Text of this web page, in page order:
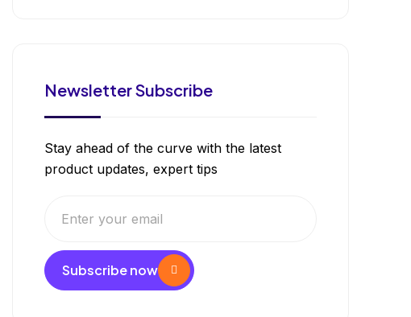
Newsletter Subscribe
Stay ahead of the curve with the latest
product updates, expert tips
Subscribe now